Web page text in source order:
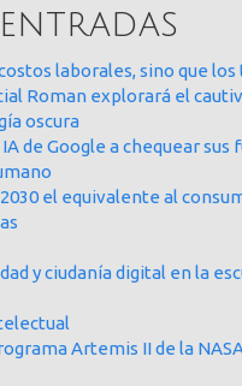
laborales, sino que
Roman explorará el
oscura
de Google a chequear
el equivalente al
y ciudanía digital en la
Artemis II de la